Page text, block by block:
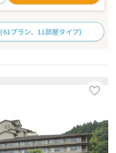
(61プラン、11部屋タイプ)